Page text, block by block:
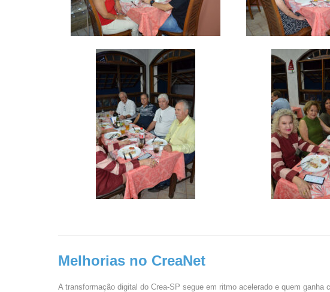
Melhorias no CreaNet
A transformação digital do Crea-SP segue em ritmo acelerado e quem